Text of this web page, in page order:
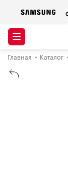
Главная Каталог